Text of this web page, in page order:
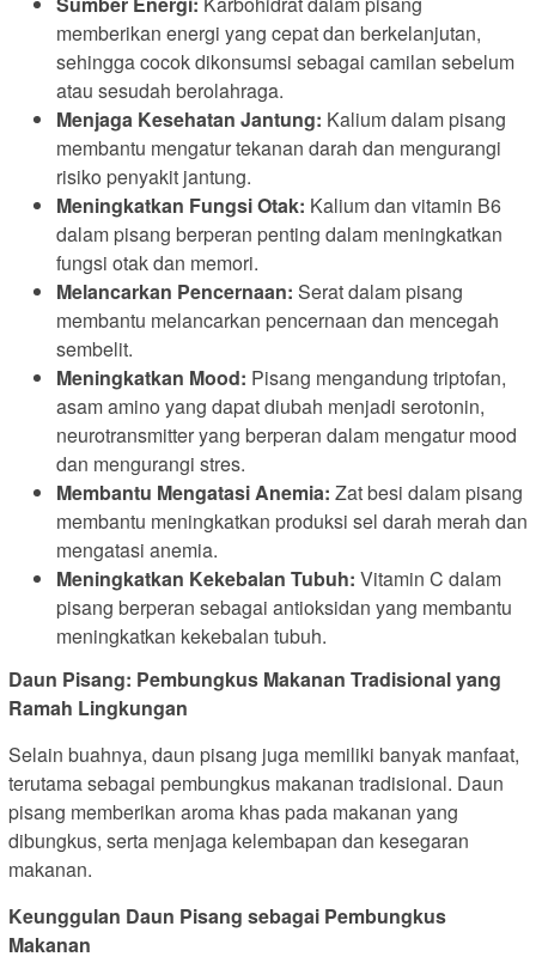
memberikan energi yang cepat dan berkelanjutan,
sehingga cocok dikonsumsi sebagai camilan sebelum
atau sesudah berolahraga.
Menjaga Kesehatan Jantung: Kalium dalam pisang
membantu mengatur tekanan darah dan mengurangi
risiko penyakit jantung.
Meningkatkan Fungsi Otak: Kalium dan vitamin B6
dalam pisang berperan penting dalam meningkatkan
fungsi otak dan memori.
Melancarkan Pencernaan: Serat dalam pisang
membantu melancarkan pencernaan dan mencegah
sembelit.
Meningkatkan Mood: Pisang mengandung triptofan,
asam amino yang dapat diubah menjadi serotonin,
neurotransmitter yang berperan dalam mengatur mood
dan mengurangi stres.
Membantu Mengatasi Anemia: Zat besi dalam pisang
membantu meningkatkan produksi sel darah merah dan
mengatasi anemia.
Meningkatkan Kekebalan Tubuh: Vitamin C dalam
pisang berperan sebagai antioksidan yang membantu
meningkatkan kekebalan tubuh.
Daun Pisang: Pembungkus Makanan Tradisional yang
Ramah Lingkungan
Selain buahnya, daun pisang juga memiliki banyak manfaat,
terutama sebagai pembungkus makanan tradisional. Daun
pisang memberikan aroma khas pada makanan yang
dibungkus, serta menjaga kelembapan dan kesegaran
makanan.
Keunggulan Daun Pisang sebagai Pembungkus
Makanan